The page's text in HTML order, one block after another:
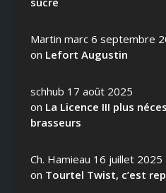
Martin marc 6 septembre
on Lefort Augustin
schhub 17 août 2025
on La Licence III plus
brasseurs
Ch. Hamieau 16 juillet 2025
on Tourtel Twist, c’est